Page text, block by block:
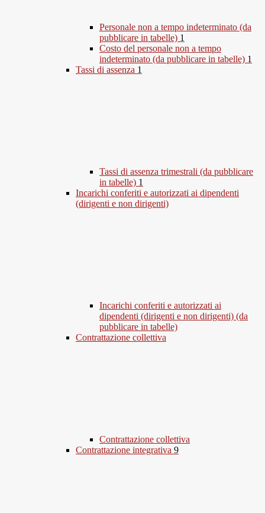
Personale non a tempo indeterminato (da
pubblicare in tabelle) 1
Costo del personale non a tempo
indeterminato (da pubblicare in tabelle) 1
Tassi di assenza 1
Tassi di assenza trimestrali (da pubblicare
in tabelle) 1
Incarichi conferiti e autorizzati ai dipendenti
(dirigenti e non dirigenti)
Incarichi conferiti e autorizzati ai
dipendenti (dirigenti e non dirigenti) (da
pubblicare in tabelle)
Contrattazione collettiva
Contrattazione collettiva
Contrattazione integrativa 9